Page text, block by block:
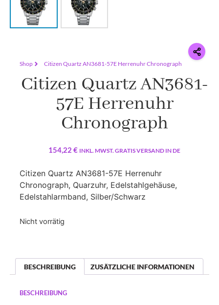
Shop Citizen Quartz AN3681-57E Herrenuhr Chronograph
Citizen Quartz AN3681-
57E Herrenuhr
Chronograph
154,22 € INKL. MWST. GRATIS VERSAND IN DE
Citizen Quartz AN3681-57E Herrenuhr
Chronograph, Quarzuhr, Edelstahlgehäuse,
Edelstahlarmband, Silber/Schwarz
Nicht vorrätig
BESCHREIBUNG ZUSÄTZLICHE INFORMATIONEN
BESCHREIBUNG